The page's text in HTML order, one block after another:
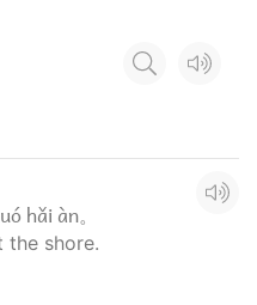
hǎi àn。
the shore.